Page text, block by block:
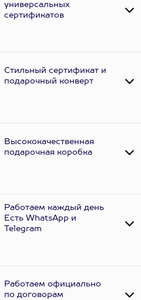
универсальных
сертификатов
Стильный сертификат и
подарочный конверт
Высококачественная
подарочная коробка
Работаем каждый день
Есть WhatsApp и
Telеgram
Работаем официально
по договорам